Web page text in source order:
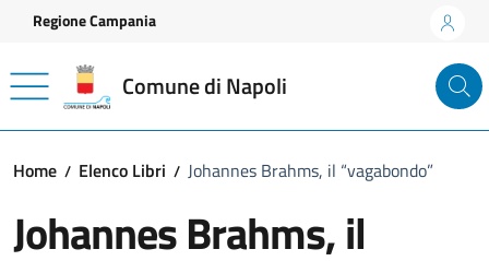
Vai ai contenuti
Vai al footer
Regione Campania
Comune di Napoli
Home Elenco Libri Johannes Brahms, il “vagabondo”
Johannes Brahms, il